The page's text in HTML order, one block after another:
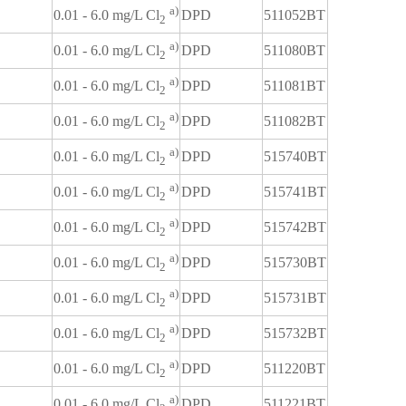
0.01 - 6.0 mg/L Cl2
a) DPD 511052BT
0.01 - 6.0 mg/L Cl2
a) DPD 511080BT
0.01 - 6.0 mg/L Cl2
a) DPD 511081BT
0.01 - 6.0 mg/L Cl2
a) DPD 511082BT
0.01 - 6.0 mg/L Cl2
a) DPD 515740BT
0.01 - 6.0 mg/L Cl2
a) DPD 515741BT
0.01 - 6.0 mg/L Cl2
a) DPD 515742BT
0.01 - 6.0 mg/L Cl2
a) DPD 515730BT
0.01 - 6.0 mg/L Cl2
a) DPD 515731BT
0.01 - 6.0 mg/L Cl2
a) DPD 515732BT
0.01 - 6.0 mg/L Cl2
a) DPD 511220BT
a)